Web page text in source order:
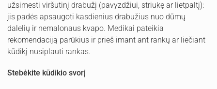
užsimesti viršutinį drabužį (pavyzdžiui, striukę ar lietpaltį):
jis padės apsaugoti kasdienius drabužius nuo dūmų
dalelių ir nemalonaus kvapo. Medikai pateikia
rekomendaciją parūkius ir prieš imant ant rankų ar liečiant
kūdikį nusiplauti rankas.
Stebėkite kūdikio svorį